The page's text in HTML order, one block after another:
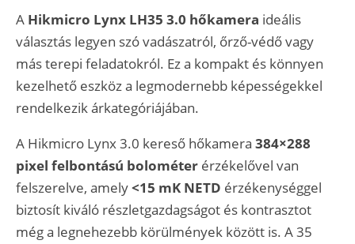
A Hikmicro Lynx LH35 3.0 hőkamera ideális
választás legyen szó vadászatról, őrző-védő vagy
más terepi feladatokról. Ez a kompakt és könnyen
kezelhető eszköz a legmodernebb képességekkel
rendelkezik árkategóriájában.
A Hikmicro Lynx 3.0 kereső hőkamera 384×288
pixel felbontású bolométer érzékelővel van
felszerelve, amely<15 mK NETD érzékenységgel
biztosít kiváló részletgazdagságot és kontrasztot
még a legnehezebb körülmények között is. A 35